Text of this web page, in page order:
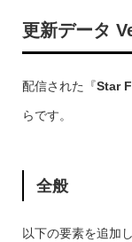
更新データ
配信された『Star
らです。
全般
以下の要素を追加